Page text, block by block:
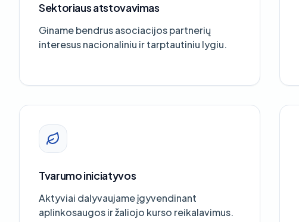
Sektoriaus atstovavimas
Giname bendrus asociacijos partnerių
interesus nacionaliniu ir tarptautiniu lygiu.
Tvarumo iniciatyvos
Aktyviai dalyvaujame įgyvendinant
aplinkosaugos ir žaliojo kurso reikalavimus.